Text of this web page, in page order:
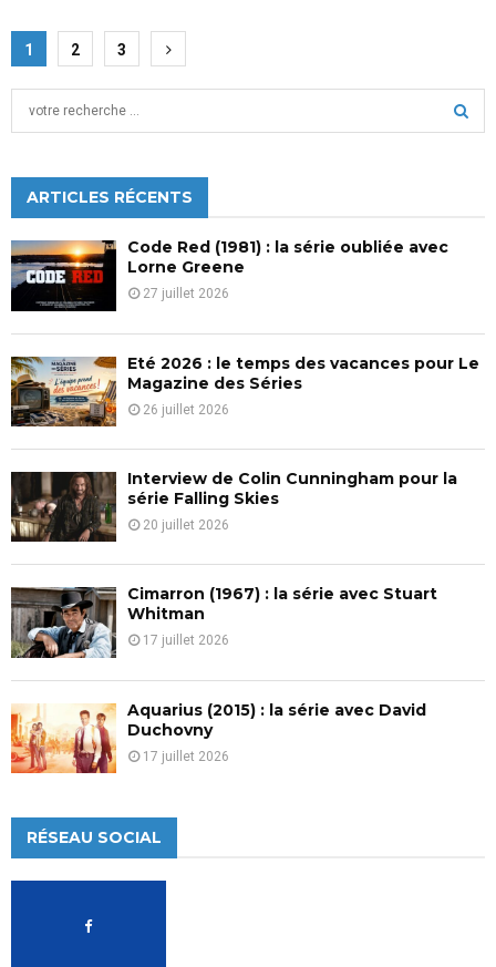
Pagination
des
publications
1 2 3
h
f
o
r
:
C
ARTICLES RÉCENTS
Code Red (1981) : la série oubliée avec
Lorne Greene
27 juillet 2026
Eté 2026 : le temps des vacances pour Le
Magazine des Séries
26 juillet 2026
Interview de Colin Cunningham pour la
série Falling Skies
20 juillet 2026
Cimarron (1967) : la série avec Stuart
Whitman
17 juillet 2026
Aquarius (2015) : la série avec David
Duchovny
17 juillet 2026
RÉSEAU SOCIAL